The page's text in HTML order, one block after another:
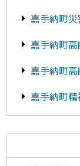
嘉手納町
嘉手納町
嘉手納町
嘉手納町